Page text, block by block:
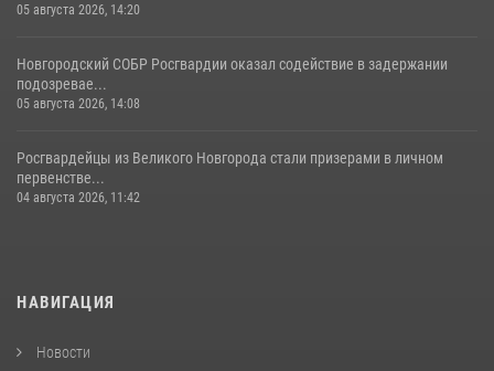
05 августа 2026, 14:20
Новгородский СОБР Росгвардии оказал содействие в задержании
подозревае...
05 августа 2026, 14:08
Росгвардейцы из Великого Новгорода стали призерами в личном
первенстве...
04 августа 2026, 11:42
НАВИГАЦИЯ
Новости